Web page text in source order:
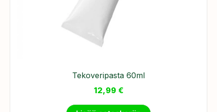
Tekoveripasta 60ml
12,99 €